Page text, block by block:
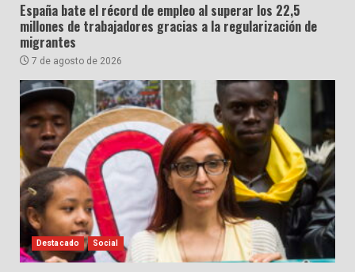
España bate el récord de empleo al superar los 22,5
millones de trabajadores gracias a la regularización de
migrantes
7 de agosto de 2026
Destacado Social